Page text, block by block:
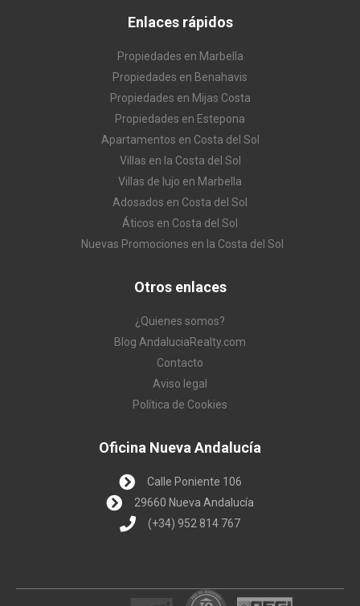
Enlaces rápidos
Propiedades en Marbella
Propiedades en Benahavis
Propiedades en Mijas Costa
Propiedades en Estepona
Apartamentos en Costa del Sol
Villas en la Costa del Sol
Villas de lujo en Marbella
Adosados en Costa del Sol
Áticos en Costa del Sol
Nuevas Promociones en la Costa del Sol
Otros enlaces
¿Quienes somos?
Blog AndaluciaRealty.com
Contacto
Aviso legal
Política de Cookies
Oficina Nueva Andalucía
Calle Poniente 106
29660 Nueva Andalucía
(+34) 952 814 767